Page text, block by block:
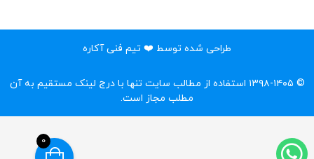
طراحی شده توسط ❤️ تیم فنی آکاره
© ۱۳۹۸-۱۴۰۵ استفاده از مطالب سایت تنها با درج لینک مستقیم به آن
مطلب مجاز است.‌
0